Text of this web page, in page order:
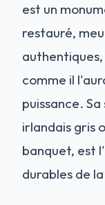
est un
restauré,
comme il
puissance.
irlandais gris
banquet, est
durables de